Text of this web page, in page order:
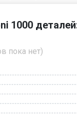
1000
пока нет)